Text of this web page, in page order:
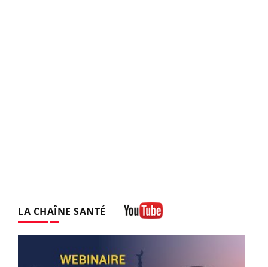
LA CHAÎNE SANTÉ